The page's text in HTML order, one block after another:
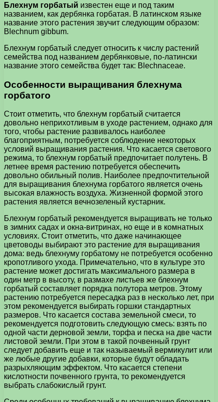
Блехнум горбатый известен еще и под таким
названием, как дербянка горбатая. В латинском языке
название этого растения звучит следующим образом:
Blechnum gibbum.
Блехнум горбатый следует относить к числу растений
семейства под названием дербянковые, по-латински
название этого семейства будет так: Blechnaceae.
Особенности выращивания блехнума
горбатого
Стоит отметить, что блехнум горбатый считается
довольно неприхотливым в уходе растением, однако для
того, чтобы растение развивалось наиболее
благоприятным, потребуется соблюдение некоторых
условий выращивания растения. Что касается светового
режима, то блехнум горбатый предпочитает полутень. В
летнее время растению потребуется обеспечить
довольно обильный полив. Наиболее предпочтительной
для выращивания блехнума горбатого является очень
высокая влажность воздуха. Жизненной формой этого
растения является вечнозеленый кустарник.
Блехнум горбатый рекомендуется выращивать не только
в зимних садах и окна-витринах, но еще и в комнатных
условиях. Стоит отметить, что даже начинающее
цветоводы выбирают это растение для выращивания
дома: ведь блехнуму горбатому не потребуется особенно
кропотливого ухода. Примечательно, что в культуре это
растение может достигать максимального размера в
один метр в высоту, в размахе листьев же блехнум
горбатый составляет порядка полутора метров. Этому
растению потребуется пересадка раз в несколько лет, при
этом рекомендуется выбирать горшки стандартных
размеров. Что касается состава земельной смеси, то
рекомендуется подготовить следующую смесь: взять по
одной части дерновой земли, торфа и песка на две части
листовой земли. При этом в такой почвенный грунт
следует добавить еще и так называемый вермикулит или
же любые другие добавки, которые будут обладать
разрыхляющим эффектом. Что касается степени
кислотности почвенного грунта, то рекомендуется
выбрать слабокислый грунт.